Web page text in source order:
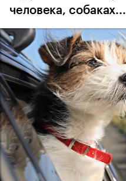
человека, собаках...